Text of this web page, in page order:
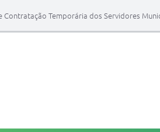
Temporária dos Servidores